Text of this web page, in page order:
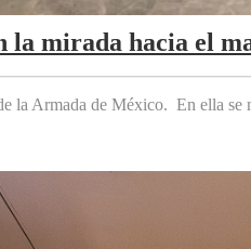
la mirada hacia el
la Armada de México. En ella